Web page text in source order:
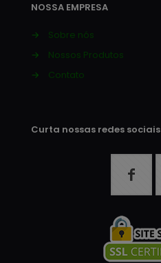
NOSSA EMPRESA
→
Sobre nós
→
Nossos Produtos
→
Contato
Curta nossas redes sociais